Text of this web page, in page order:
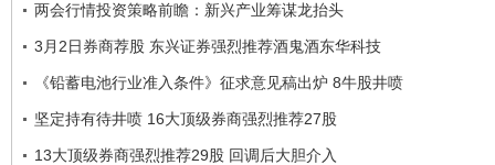
两会行情投资策略前瞻：新兴产业筹谋龙抬头
3月2日券商荐股 东兴证券强烈推荐酒鬼酒东华科技
《铅蓄电池行业准入条件》征求意见稿出炉 8牛股井喷
坚定持有待井喷 16大顶级券商强烈推荐27股
13大顶级券商强烈推荐29股 回调后大胆介入